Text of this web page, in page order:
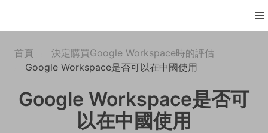
首頁
決定購買Google Workspace時的評估
Google Workspace是否可以在中國使用
Google Workspace是否可
以在中國使用